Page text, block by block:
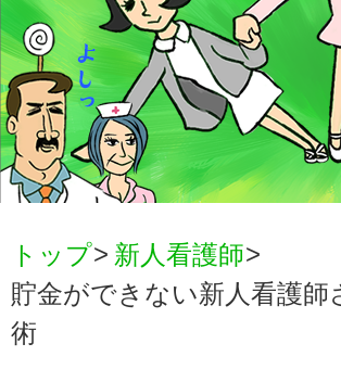
トップ
新人看護師
貯金ができない新人看護
術